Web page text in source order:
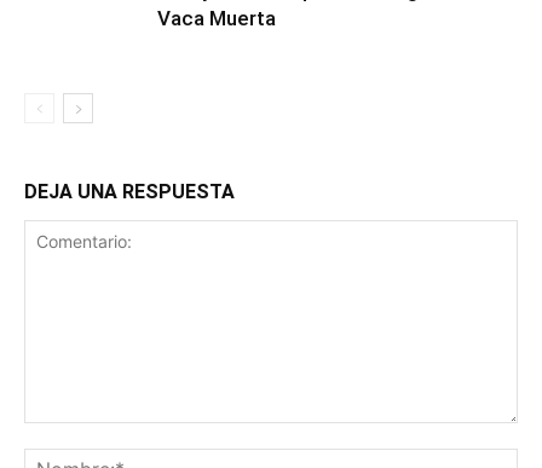
Vaca Muerta
DEJA UNA RESPUESTA